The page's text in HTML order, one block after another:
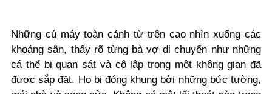
Những cú máy toàn cảnh từ trên cao nhìn xuống các
khoảng sân, thấy rõ từng bà vợ di chuyển như những
cá thể bị quan sát và cô lập trong một không gian đã
được sắp đặt. Họ bị đóng khung bởi những bức tường,